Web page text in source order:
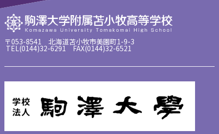
〒053-8541 北海道苫小牧市美園町1-9-3
TEL(0144)32-6291 FAX(0144)32-6521